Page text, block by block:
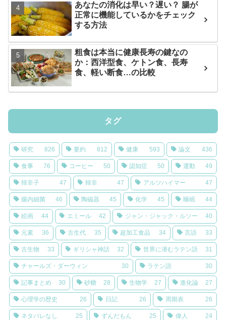
あなたの消化は早い？遅い？ 腸が
正常に機能しているかをチェック
する方法
粗食は本当に健康長寿の鍵なの
か：西洋型食、ケトン食、長寿
食、軽い断食…の比較
タグ
研究 826 要約 812 健康 593 論文 436
食事 76 コーヒー 50 認知症 50 運動 49
韓非子 47 韓非 47 アルツハイマー 47
腸内細菌 46 陶磁器 45 化学 45 睡眠 44
絵画 44 エミール 42 ジャン・ジャック・ルソー 40
元素 36 古生代 35 超加工食品 34 言語 33
古生物 33 ギリシャ神話 32 世界に潜むラテン語 31
チャールズ・ダーウィン 30 ラテン語 30
記事まとめ 30 砂糖 28 生物学 27 進化論 27
心理学の歴史 26 日記 26 周期表 26
ネタバレなし 25 ずんだもん 25 偉人 24